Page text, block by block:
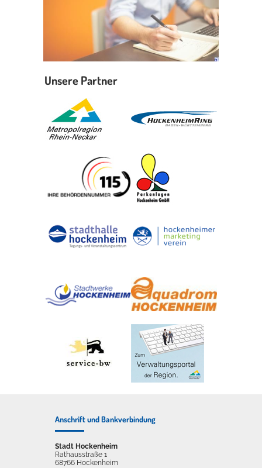
Unsere Partner
Anschrift und Bankverbindung
Stadt Hockenheim
Rathausstraße 1
68766 Hockenheim